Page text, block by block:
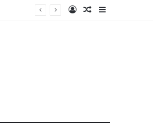
AccesoPublicacion al
Barra lateral